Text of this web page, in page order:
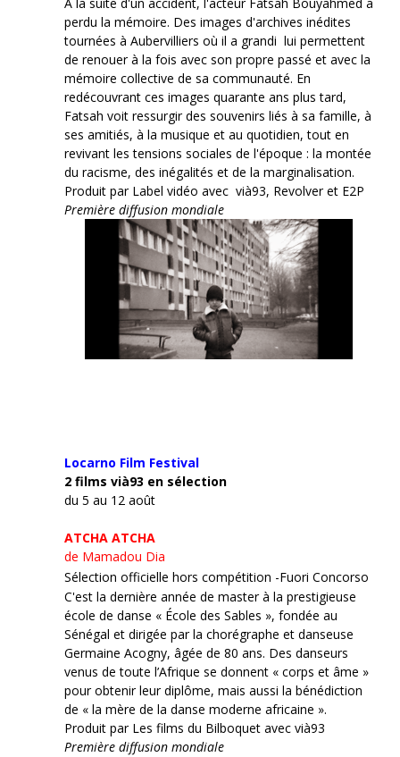
À la suite d'un accident, l'acteur Fatsah Bouyahmed a
perdu la mémoire. Des images d'archives inédites
tournées à Aubervilliers où il a grandi lui permettent
de renouer à la fois avec son propre passé et avec la
mémoire collective de sa communauté. En
redécouvrant ces images quarante ans plus tard,
Fatsah voit ressurgir des souvenirs liés à sa famille, à
ses amitiés, à la musique et au quotidien, tout en
revivant les tensions sociales de l'époque : la montée
du racisme, des inégalités et de la marginalisation.
Produit par Label vidéo avec vià93, Revolver et E2P
Première diffusion mondiale
Locarno Film Festival
2 films vià93 en sélection
du 5 au 12 août
ATCHA ATCHA
de Mamadou Dia
Sélection officielle hors compétition -Fuori Concorso
C'est la dernière année de master à la prestigieuse
école de danse « École des Sables », fondée au
Sénégal et dirigée par la chorégraphe et danseuse
Germaine Acogny, âgée de 80 ans. Des danseurs
venus de toute l’Afrique se donnent « corps et âme »
pour obtenir leur diplôme, mais aussi la bénédiction
de « la mère de la danse moderne africaine ».
Produit par Les films du Bilboquet avec vià93
Première diffusion mondiale